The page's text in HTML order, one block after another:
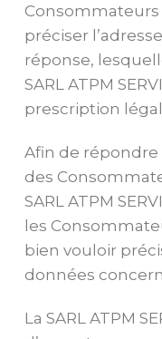
préciser
réponse,
SARL ATPM
prescription
Afin de
des
SARL ATPM
les
bien vouloir
données
La SARL ATPM